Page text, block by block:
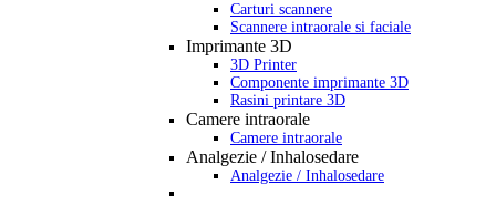
Carturi scannere
Scannere intraorale si faciale
Imprimante 3D
3D Printer
Componente imprimante 3D
Rasini printare 3D
Camere intraorale
Camere intraorale
Analgezie / Inhalosedare
Analgezie / Inhalosedare